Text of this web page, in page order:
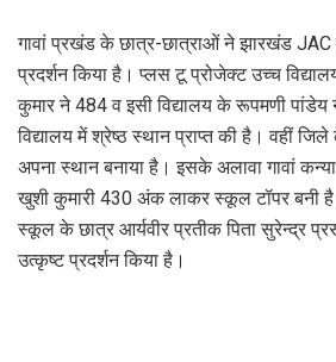
गावां प्रखंड के छात्र-छात्राओं ने झारखंड JAC
प्रदर्शन किया है। प्लस टू प्रोजेक्ट उच्च
कुमार ने 484 व इसी विद्यालय के रूपमणी
विद्यालय में श्रेष्ठ स्थान प्राप्त की है। वहीं
अपना स्थान बनाया है। इसके अलावा गावां कन्या
खुशी कुमारी 430 अंक लाकर स्कूल टॉपर बनी
स्कूल के छात्र आर्यवीर प्रतीक पिता सुरेन्द्र
उत्कृष्ट प्रदर्शन किया है।